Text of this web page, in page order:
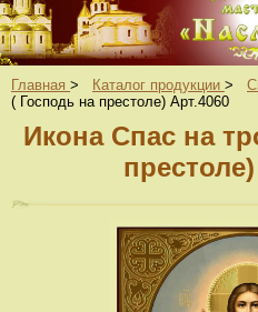
Главная > Каталог продукции >
( Господь на престоле) Арт.4060
Икона Спас на